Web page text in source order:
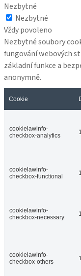
Nezbytné
Nezbytné
Vždy povoleno
Nezbytné soubory
fungování webových
základní funkce a
anonymně.
Cookie
cookielawinfo-
checkbox-analytics
cookielawinfo-
checkbox-functional
cookielawinfo-
checkbox-necessary
cookielawinfo-
checkbox-others